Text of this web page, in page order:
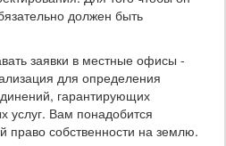
должен быть
заявки в местные офисы -
для определения
гарантирующих
услуг. Вам понадобится
право собственности на землю.